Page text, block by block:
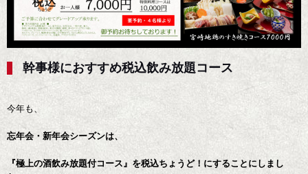
幹事様におすすめ税込飲み放題コース
今年も、
忘年会・新年会シーズンは、
『極上の酒飲み放題付コース』を税込ちょうど！にすることにしまし